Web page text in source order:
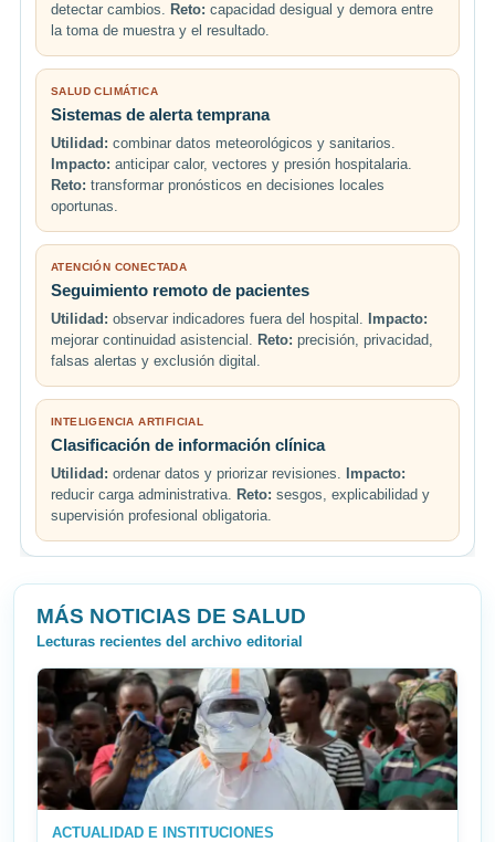
detectar cambios. Reto: capacidad desigual y demora entre
la toma de muestra y el resultado.
SALUD CLIMÁTICA
Sistemas de alerta temprana
Utilidad: combinar datos meteorológicos y sanitarios.
Impacto: anticipar calor, vectores y presión hospitalaria.
Reto: transformar pronósticos en decisiones locales
oportunas.
ATENCIÓN CONECTADA
Seguimiento remoto de pacientes
Utilidad: observar indicadores fuera del hospital.
Impacto:
mejorar continuidad asistencial. Reto: precisión, privacidad,
falsas alertas y exclusión digital.
INTELIGENCIA ARTIFICIAL
Clasificación de información clínica
Utilidad: ordenar datos y priorizar revisiones.
Impacto:
reducir carga administrativa. Reto: sesgos, explicabilidad y
supervisión profesional obligatoria.
MÁS NOTICIAS DE SALUD
Lecturas recientes del archivo editorial
ACTUALIDAD E INSTITUCIONES